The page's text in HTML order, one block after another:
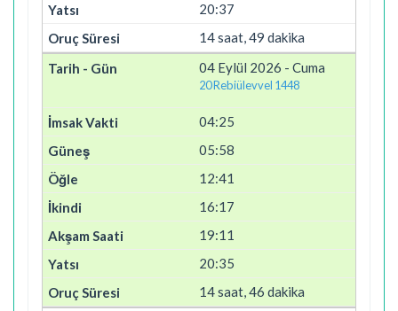
20:37
14 saat, 49 dakika
04 Eylül 2026 - Cuma
20 Rebiülevvel 1448
04:25
05:58
12:41
16:17
19:11
20:35
14 saat, 46 dakika